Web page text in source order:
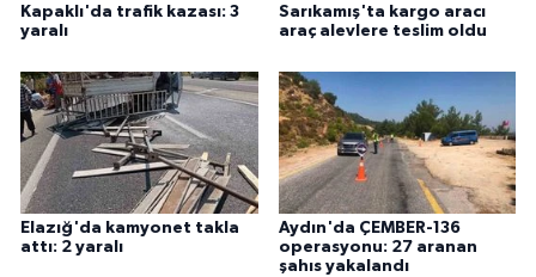
Kapaklı'da trafik kazası: 3
yaralı
Sarıkamış'ta kargo aracı
araç alevlere teslim oldu
Elazığ'da kamyonet takla
attı: 2 yaralı
Aydın'da ÇEMBER-136
operasyonu: 27 aranan
şahıs yakalandı